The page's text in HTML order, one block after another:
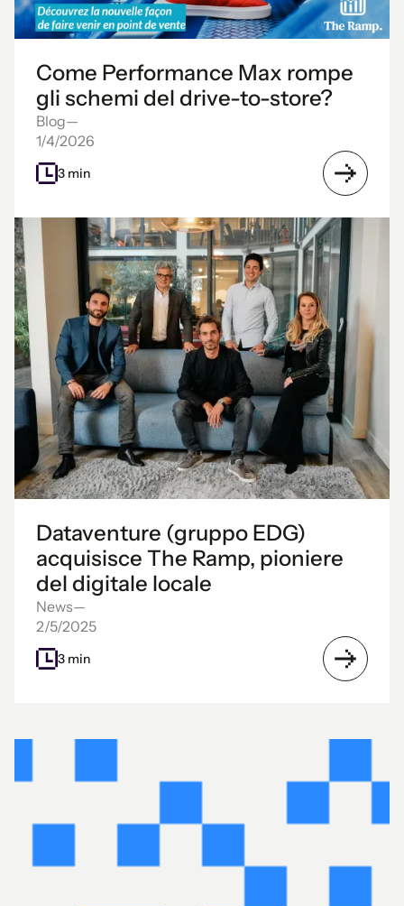
Come Performance Max rompe
gli schemi del drive-to-store?
Blog—
1/4/2026
3 min
Dataventure (gruppo EDG)
acquisisce The Ramp, pioniere
del digitale locale
News—
2/5/2025
3 min